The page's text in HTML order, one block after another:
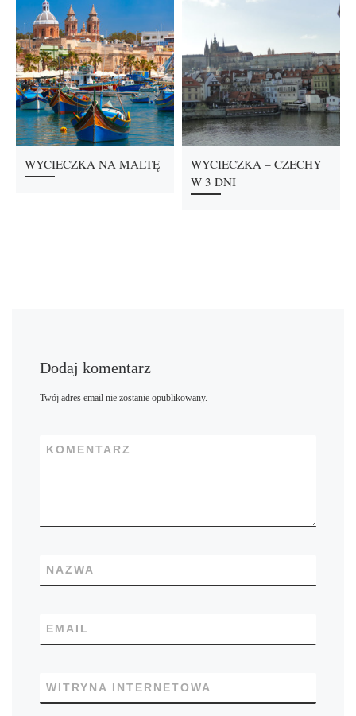
WYCIECZKA NA MALTĘ
WYCIECZKA – CZECHY
W 3 DNI
Dodaj komentarz
Twój adres email nie zostanie opublikowany.
KOMENTARZ
NAZWA
EMAIL
WITRYNA INTERNETOWA